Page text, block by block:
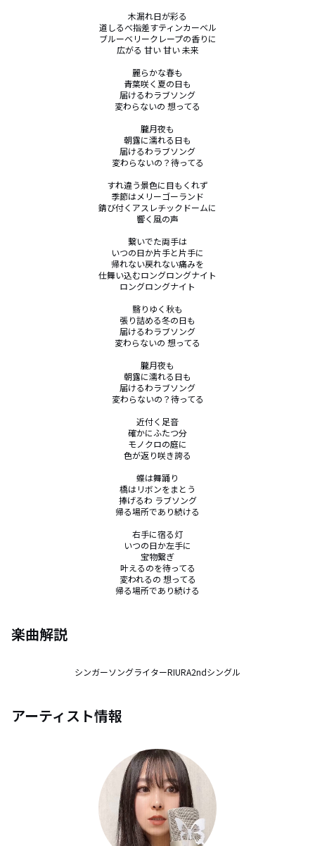
木漏れ日が彩る
道しるべ指差すティンカーベル
ブルーベリークレープの香りに
広がる 甘い 甘い 未来
麗らかな春も
青葉咲く夏の日も
届けるわラブソング
変わらないの 想ってる
朧月夜も
朝露に濡れる日も
届けるわラブソング
変わらないの？待ってる
すれ違う景色に目もくれず
季節はメリーゴーランド
錆び付くアスレチックドームに
響く風の声
繋いでた両手は
いつの日か片手と片手に
帰れない戻れない痛みを
仕舞い込むロングロングナイト
ロングロングナイト
翳りゆく秋も
張り詰める冬の日も
届けるわラブソング
変わらないの 想ってる
朧月夜も
朝露に濡れる日も
届けるわラブソング
変わらないの？待ってる
近付く足音
確かにふたつ分
モノクロの庭に
色が返り咲き誇る
蝶は舞踊り
橋はリボンをまとう
捧げるわ ラブソング
帰る場所であり続ける
右手に宿る灯
いつの日か左手に
宝物繋ぎ
叶えるのを待ってる
変われるの 想ってる
帰る場所であり続ける
楽曲解説
シンガーソングライターRIURA2ndシングル
アーティスト情報